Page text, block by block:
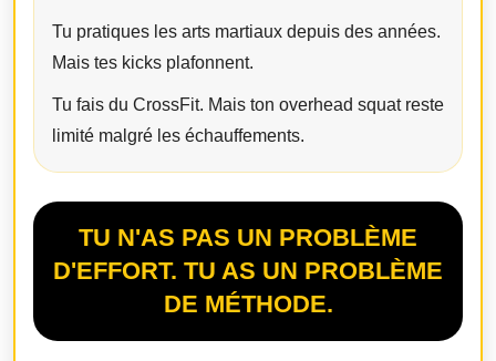
Tu pratiques les arts martiaux depuis des années.
Mais tes kicks plafonnent.
Tu fais du CrossFit. Mais ton overhead squat reste
limité malgré les échauffements.
TU N'AS PAS UN PROBLÈME
D'EFFORT. TU AS UN PROBLÈME
DE MÉTHODE.